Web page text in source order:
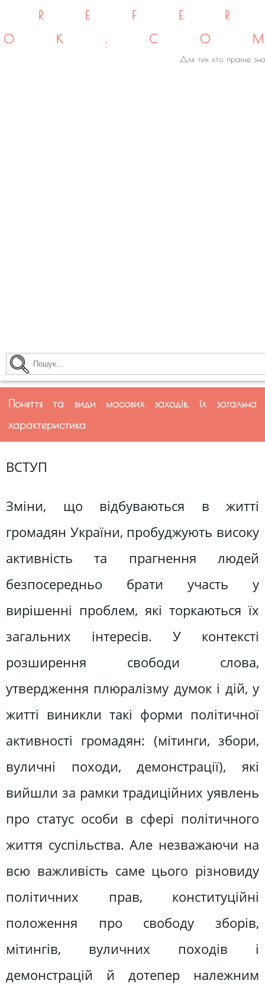
Для тих хто прагне
Поняття та види масових заходів, їх загальна
характеристика
ВСТУП
Зміни, що відбуваються в житті
громадян України, пробуджують високу
активність та прагнення людей
безпосередньо брати участь у
вирішенні проблем, які торкаються їх
загальних інтересів. У контексті
розширення свободи слова,
утвердження плюралізму думок і дій, у
житті виникли такі форми політичної
активності громадян: (мітинги, збори,
вуличні походи, демонстрації), які
вийшли за рамки традиційних уявлень
про статус особи в сфері політичного
життя суспільства. Але незважаючи на
всю важливість саме цього різновиду
політичних прав, конституційні
положення про свободу зборів,
мітингів, вуличних походів і
демонстрацій й дотепер належним